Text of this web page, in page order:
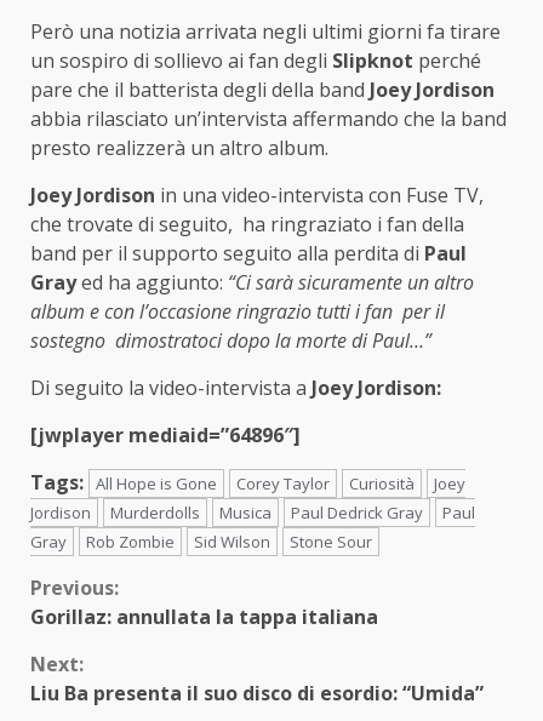
Però una notizia arrivata negli ultimi giorni fa tirare
un sospiro di sollievo ai fan degli Slipknot perché
pare che il batterista degli della band Joey Jordison
abbia rilasciato un’intervista affermando che la band
presto realizzerà un altro album.
Joey Jordison in una video-intervista con Fuse TV,
che trovate di seguito, ha ringraziato i fan della
band per il supporto seguito alla perdita di Paul
Grayed ha aggiunto: “Ci sarà sicuramente un altro
album e con l’occasione ringrazio tutti i fan per il
sostegno dimostratoci dopo la morte di Paul…”
Di seguito la video-intervista a Joey Jordison:
[jwplayer mediaid=”64896″]
Tags: All Hope is Gone Corey Taylor Curiosità
Joey
Jordison
Murderdolls Musica Paul Dedrick Gray
Paul
Gray
Rob Zombie Sid Wilson Stone Sour
Continue
Previous:
Gorillaz: annullata la tappa italiana
Next:
Liu Ba presenta il suo disco di esordio: “Umida”